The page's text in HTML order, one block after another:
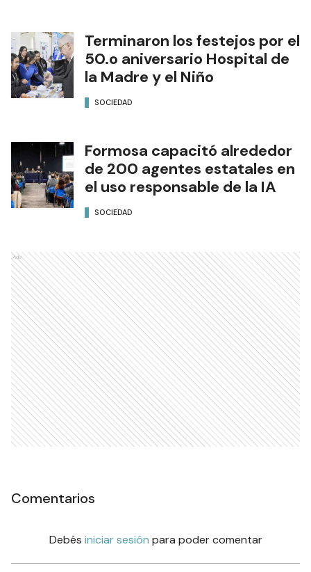
Terminaron los festejos por el
50.o aniversario Hospital de
la Madre y el Niño
SOCIEDAD
Formosa capacitó alrededor
de 200 agentes estatales en
el uso responsable de la IA
SOCIEDAD
Ads
Comentarios
Debés iniciar sesión para poder comentar